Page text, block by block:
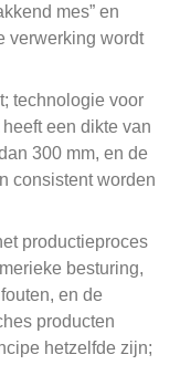
mes” en
verwerking wordt
technologie voor
een dikte van
300 mm, en de
consistent worden
productieproces
besturing,
en de
producten
hetzelfde zijn;